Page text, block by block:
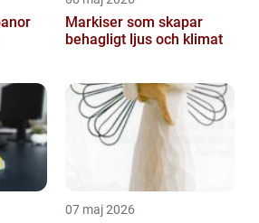
Markiser som skapar
behagligt ljus och klimat
07 maj 2026